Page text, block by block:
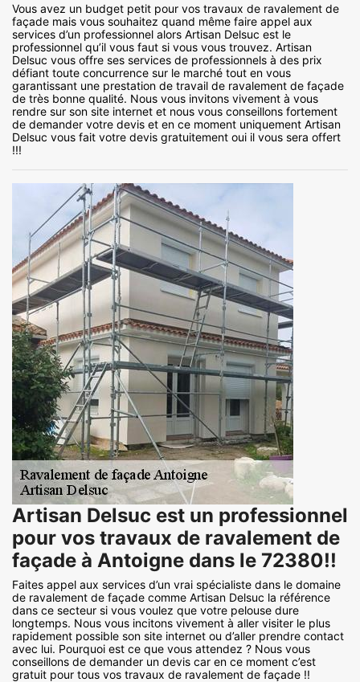
Vous avez un budget petit pour vos travaux de ravalement de
façade mais vous souhaitez quand même faire appel aux
services d’un professionnel alors Artisan Delsuc est le
professionnel qu’il vous faut si vous vous trouvez. Artisan
Delsuc vous offre ses services de professionnels à des prix
défiant toute concurrence sur le marché tout en vous
garantissant une prestation de travail de ravalement de façade
de très bonne qualité. Nous vous invitons vivement à vous
rendre sur son site internet et nous vous conseillons fortement
de demander votre devis et en ce moment uniquement Artisan
Delsuc vous fait votre devis gratuitement oui il vous sera offert
!!!
Artisan Delsuc est un professionnel
pour vos travaux de ravalement de
façade à Antoigne dans le 72380!!
Faites appel aux services d’un vrai spécialiste dans le domaine
de ravalement de façade comme Artisan Delsuc la référence
dans ce secteur si vous voulez que votre pelouse dure
longtemps. Nous vous incitons vivement à aller visiter le plus
rapidement possible son site internet ou d’aller prendre contact
avec lui. Pourquoi est ce que vous attendez ? Nous vous
conseillons de demander un devis car en ce moment c’est
gratuit pour tous vos travaux de ravalement de façade !!